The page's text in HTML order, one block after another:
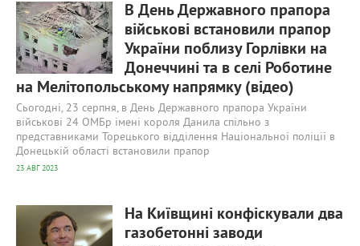
В День Державного прапора
військові встановили прапор
України поблизу Горлівки на
Донеччині та в селі Роботине
на Мелітопольському напрямку (відео)
Сьогодні, 23 серпня, в День Державного прапора України
військові 24 ОМБр імені короля Данила спільно з
представниками Торецького відділення Національної поліції в
Донецькій області встановили прапор
23 АВГ 2023
На Київщині конфіскували два
газобетонні заводи